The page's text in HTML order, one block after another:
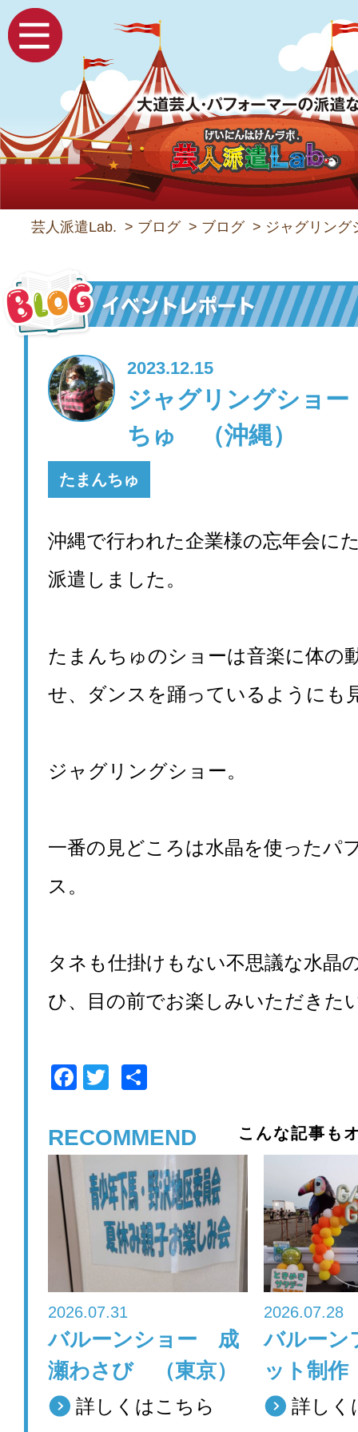
芸人派遣Lab. > ブログ > ブログ > ジャグリン
2023.12.15
ジャグリングショ
ちゅ （沖縄）
たまんちゅ
沖縄で行われた企業様の忘年会に
派遣しました。
たまんちゅのショーは音楽に体の
せ、ダンスを踊っているようにも
ジャグリングショー。
一番の見どころは水晶を使ったパ
ス。
タネも仕掛けもない不思議な水晶
ひ、目の前でお楽しみいただきた
F
c
e
b
o
k
tt
er
RECOMMEND こんな記事も
2026.07.31
バルーンショー 成
瀬わさび （東京）
詳しくはこちら
2026.07.28
バルーン
ット制
詳しく